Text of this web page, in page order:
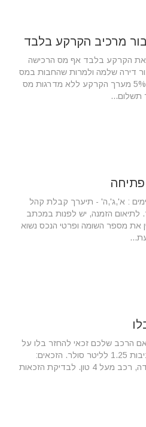
מרכיב הקרקע בלבד
הקרקע בלבד אף מס הרכישה
דירה שלמה ולמרות שהחבות במס
רכישה בגין הקרקע בגובה של 5% מערך הקרקע ללא מדרגות מס
תשלום...
: א',ג',ה' - תיערך קבלת קהל
לתיאום הזמנה, יש לפנות במכתב
את מספר השומה ופרטי הנכס נשוא
הרכב שלכם זכאי להחזר בלו על
הסולר. היום הבלו עומד על סביבות 1.25 לליטר סולר. הזכאים:
סולר לתעשיה, מוניות, מורי נהידה, רכב מעל 4 טון. לבדיקת הזכאות